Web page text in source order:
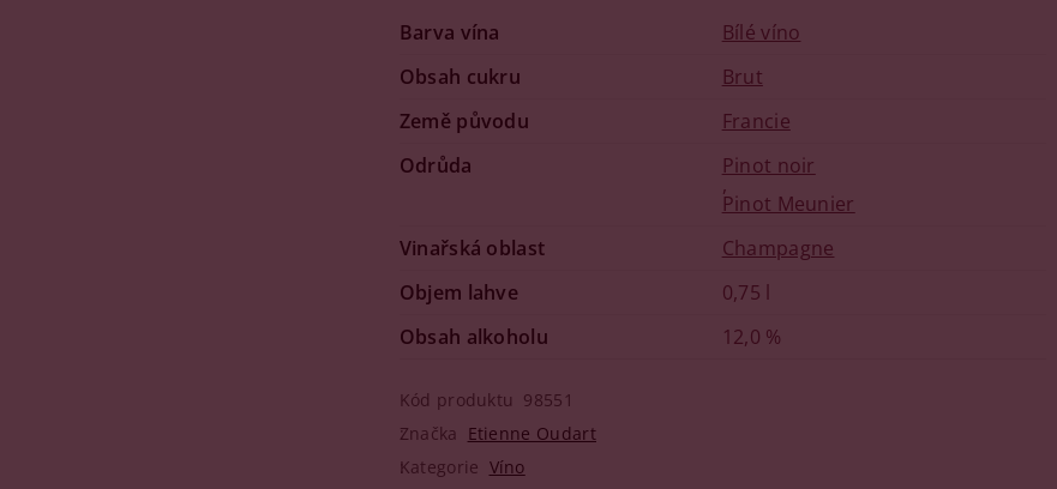
Barva vína
Bílé víno
Obsah cukru
Brut
Země původu
Francie
Odrůda
Pinot noir
,
Pinot Meunier
Vinařská oblast
Champagne
Objem lahve
0,75 l
Obsah alkoholu
12,0 %
Kód produktu 98551
Značka Etienne Oudart
Kategorie Víno